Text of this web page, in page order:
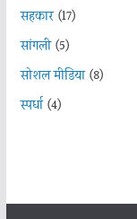
सहकार(17)
सांगली(5)
सोशल मीडिया(8)
स्पर्धा(4)